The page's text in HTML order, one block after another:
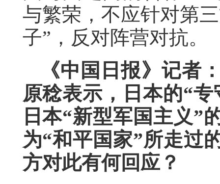
与繁荣，不应针对第
子”，反对阵营对抗。
《中国日报》记者
原稔表示，日本的“
日本“新型军国主义”
为“和平国家”所走过
方对此有何回应？